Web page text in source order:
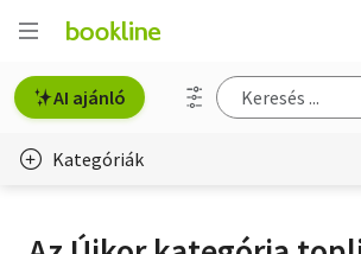
AI ajánló
Kategóriák